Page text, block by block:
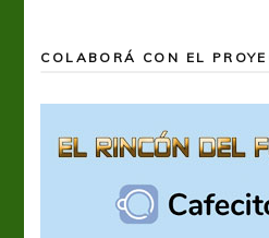
COLABORÁ CON EL